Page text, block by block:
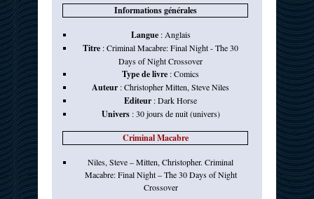
Informations générales
Langue: Anglais
Titre :Criminal Macabre: Final Night - The 30
Days of Night Crossover
Type de livre :Comics
Auteur :Christopher Mitten,Steve Niles
Editeur :Dark Horse
Univers:30 jours de nuit (univers)
Criminal Macabre
Niles, Steve – Mitten, Christopher. Criminal
Macabre: Final Night – The 30 Days of Night
Crossover